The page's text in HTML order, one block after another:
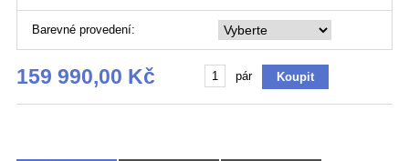
Barevné provedení:
159 990,00 Kč pár